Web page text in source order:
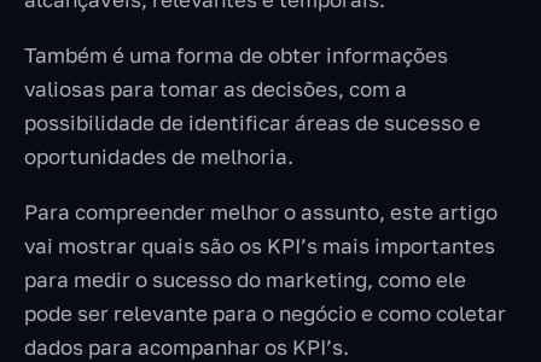
Também é uma forma de obter informações
valiosas para tomar as decisões, com a
possibilidade de identificar áreas de sucesso e
oportunidades de melhoria.
Para compreender melhor o assunto, este artigo
vai mostrar quais são os KPI’s mais importantes
para medir o sucesso do marketing, como ele
pode ser relevante para o negócio e como coletar
dados para acompanhar os KPI’s.